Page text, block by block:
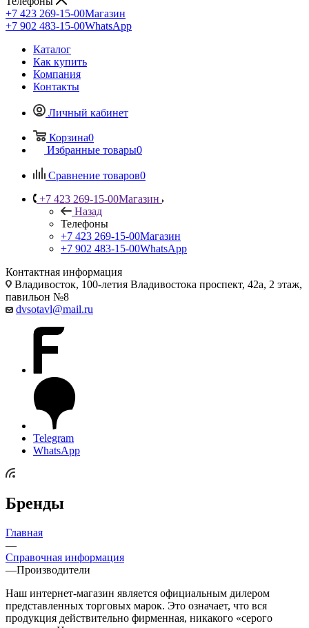
+7 423 269-15-00Магазин
+7 902 483-15-00WhatsApp
Каталог
Как купить
Компания
Контакты
Личный кабинет
Корзина0
Избранные товары0
Сравнение товаров0
+7 423 269-15-00Магазин
Назад
Телефоны
+7 423 269-15-00Магазин
+7 902 483-15-00WhatsApp
Контактная информация
Владивосток, 100-летия Владивостока проспект, 42а, 2 этаж,
павильон №8
dvsotavl@mail.ru
Telegram
WhatsApp
Бренды
Главная
—
Справочная информация
—Производители
Наш интернет-магазин является официальным дилером
представленных торговых марок. Это означает, что вся
продукция действительно фирменная, никакого «серого